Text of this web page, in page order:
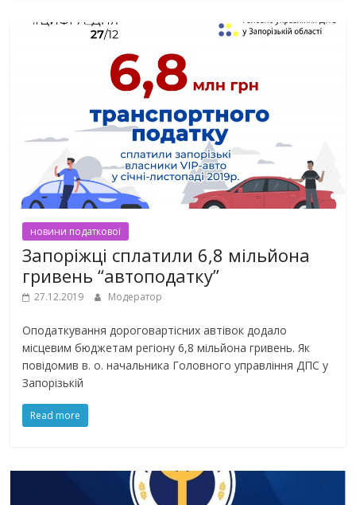
новини податкової
Запоріжці сплатили 6,8 мільйона
гривень “автоподатку”
27.12.2019 Модератор
Оподаткування дороговартісних автівок додало
місцевим бюджетам регіону 6,8 мільйона гривень. Як
повідомив в. о. начальника Головного управління ДПС у
Запорізькій
Read more